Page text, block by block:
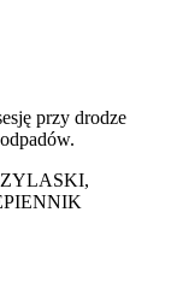
przy drodze